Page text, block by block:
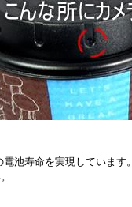
池寿命を実現しています。